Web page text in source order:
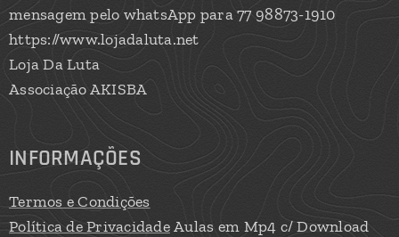
mensagem pelo whatsApp para 77 98873-1910
https://www.lojadaluta.net
Loja Da Luta
Associação AKISBA
INFORMAÇÕES
Termos e Condições
Política de PrivacidadeAulas em Mp4 c/ Download